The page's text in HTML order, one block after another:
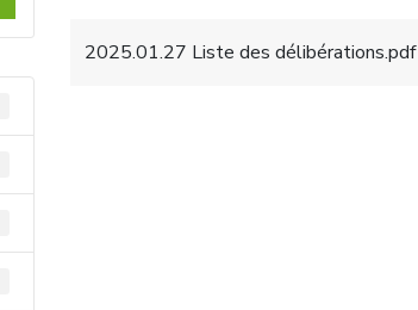
2025.01.27 Liste des délibérations.pdf